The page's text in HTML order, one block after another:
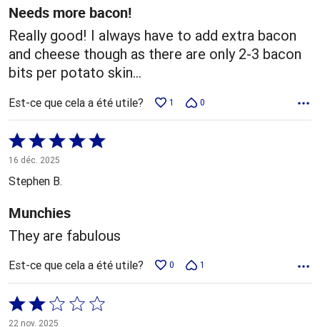
Needs more bacon!
Really good! I always have to add extra bacon
and cheese though as there are only 2-3 bacon
bits per potato skin…
Est-ce que cela a été utile? 1 0
Coté
5 sur
5
16 déc. 2025
Stephen B.
Munchies
They are fabulous
Est-ce que cela a été utile? 0 1
Coté
2 sur
22 nov. 2025